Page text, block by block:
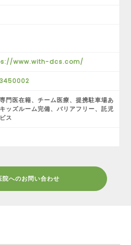
www.with-dcs.com/
門医在籍、チーム医療、提携駐車場あ
ッズルーム完備、バリアフリー、託児
ス
院へのお問い合わせ